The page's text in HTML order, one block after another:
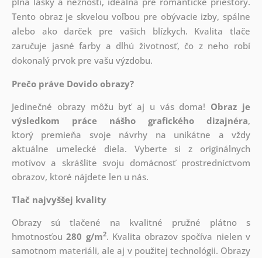
Tento obraz je skvelou voľbou pre obývacie izby, spálne
alebo ako darček pre vašich blízkych. Kvalita tlače
zaručuje jasné farby a dlhú životnosť, čo z neho robí
dokonalý prvok pre vašu výzdobu.
Prečo práve Dovido obrazy?
Jedinečné obrazy môžu byť aj u vás doma! Obraz je
výsledkom práce nášho grafického dizajnéra,
ktorý premieňa svoje návrhy na unikátne a vždy
aktuálne umelecké diela. Vyberte si z originálnych
motívov a skrášlite svoju domácnosť prostredníctvom
obrazov, ktoré nájdete len u nás.
Tlač najvyššej kvality
Obrazy sú tlačené na kvalitné pružné plátno s
hmotnosťou280 g/m2. Kvalita obrazov spočíva nielen v
samotnom materiáli, ale aj v použitej technológii. Obrazy